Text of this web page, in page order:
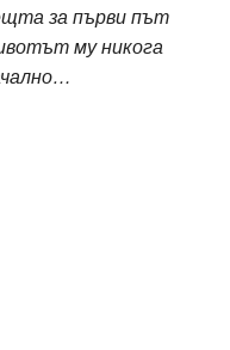
за първи път
му никога